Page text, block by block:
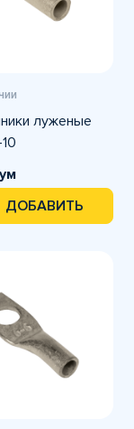
луженые
ДОБАВИТЬ